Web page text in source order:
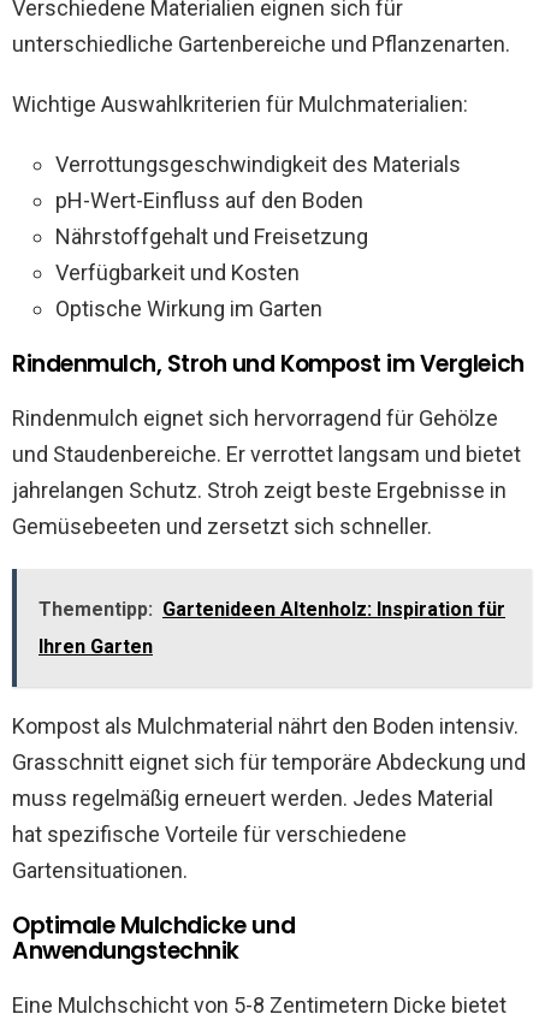
Verschiedene Materialien eignen sich für
unterschiedliche Gartenbereiche und Pflanzenarten.
Wichtige Auswahlkriterien für Mulchmaterialien:
Verrottungsgeschwindigkeit des Materials
pH-Wert-Einfluss auf den Boden
Nährstoffgehalt und Freisetzung
Verfügbarkeit und Kosten
Optische Wirkung im Garten
Rindenmulch, Stroh und Kompost im Vergleich
Rindenmulch eignet sich hervorragend für Gehölze
und Staudenbereiche. Er verrottet langsam und bietet
jahrelangen Schutz. Stroh zeigt beste Ergebnisse in
Gemüsebeeten und zersetzt sich schneller.
Thementipp: Gartenideen Altenholz: Inspiration für
Ihren Garten
Kompost als Mulchmaterial nährt den Boden intensiv.
Grasschnitt eignet sich für temporäre Abdeckung und
muss regelmäßig erneuert werden. Jedes Material
hat spezifische Vorteile für verschiedene
Gartensituationen.
Optimale Mulchdicke und
Anwendungstechnik
Eine Mulchschicht von 5-8 Zentimetern Dicke bietet